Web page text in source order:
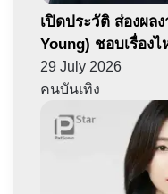
เปิดประวัติ ส่องผล
Young) ชอบเรื่อง
29 July 2026
คนบันเทิง